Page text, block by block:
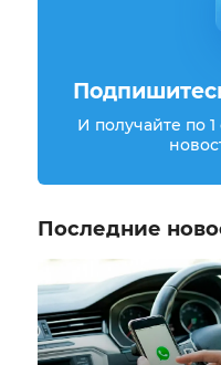
И получайте по
Последние